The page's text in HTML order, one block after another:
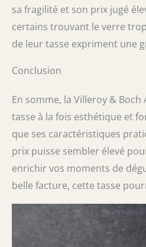
sa fragilité et son prix jugé
certains trouvant le verre
de leur tasse expriment une
Conclusion
En somme, la Villeroy &
tasse à la fois esthétique et
que ses caractéristiques
prix puisse sembler élevé
enrichir vos moments de
belle facture, cette tasse